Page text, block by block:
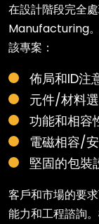
在設計階段完全
Manufacturing。
該專案：
佈局和ID注
元件/材料
功能和相容
電磁相容/
堅固的包裝
客戶和市場的要
能力和工程諮詢